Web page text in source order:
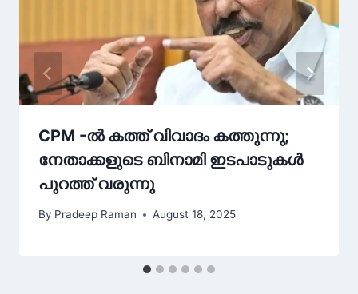
CPM -ൽ കത്ത് വിവാദം കത്തുന്നു;
നേതാക്കളുടെ ബിനാമി ഇടപാടുകൾ
പുറത്ത് വരുന്നു
By Pradeep Raman August 18, 2025